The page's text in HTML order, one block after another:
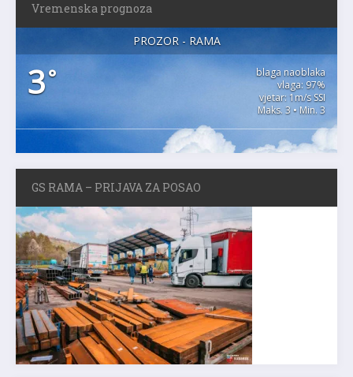
Vremenska prognoza
PROZOR - RAMA
3°
blaga naoblaka
vlaga: 97%
vjetar: 1m/s SSI
Maks. 3 • Min. 3
GS RAMA – PRIJAVA ZA POSAO